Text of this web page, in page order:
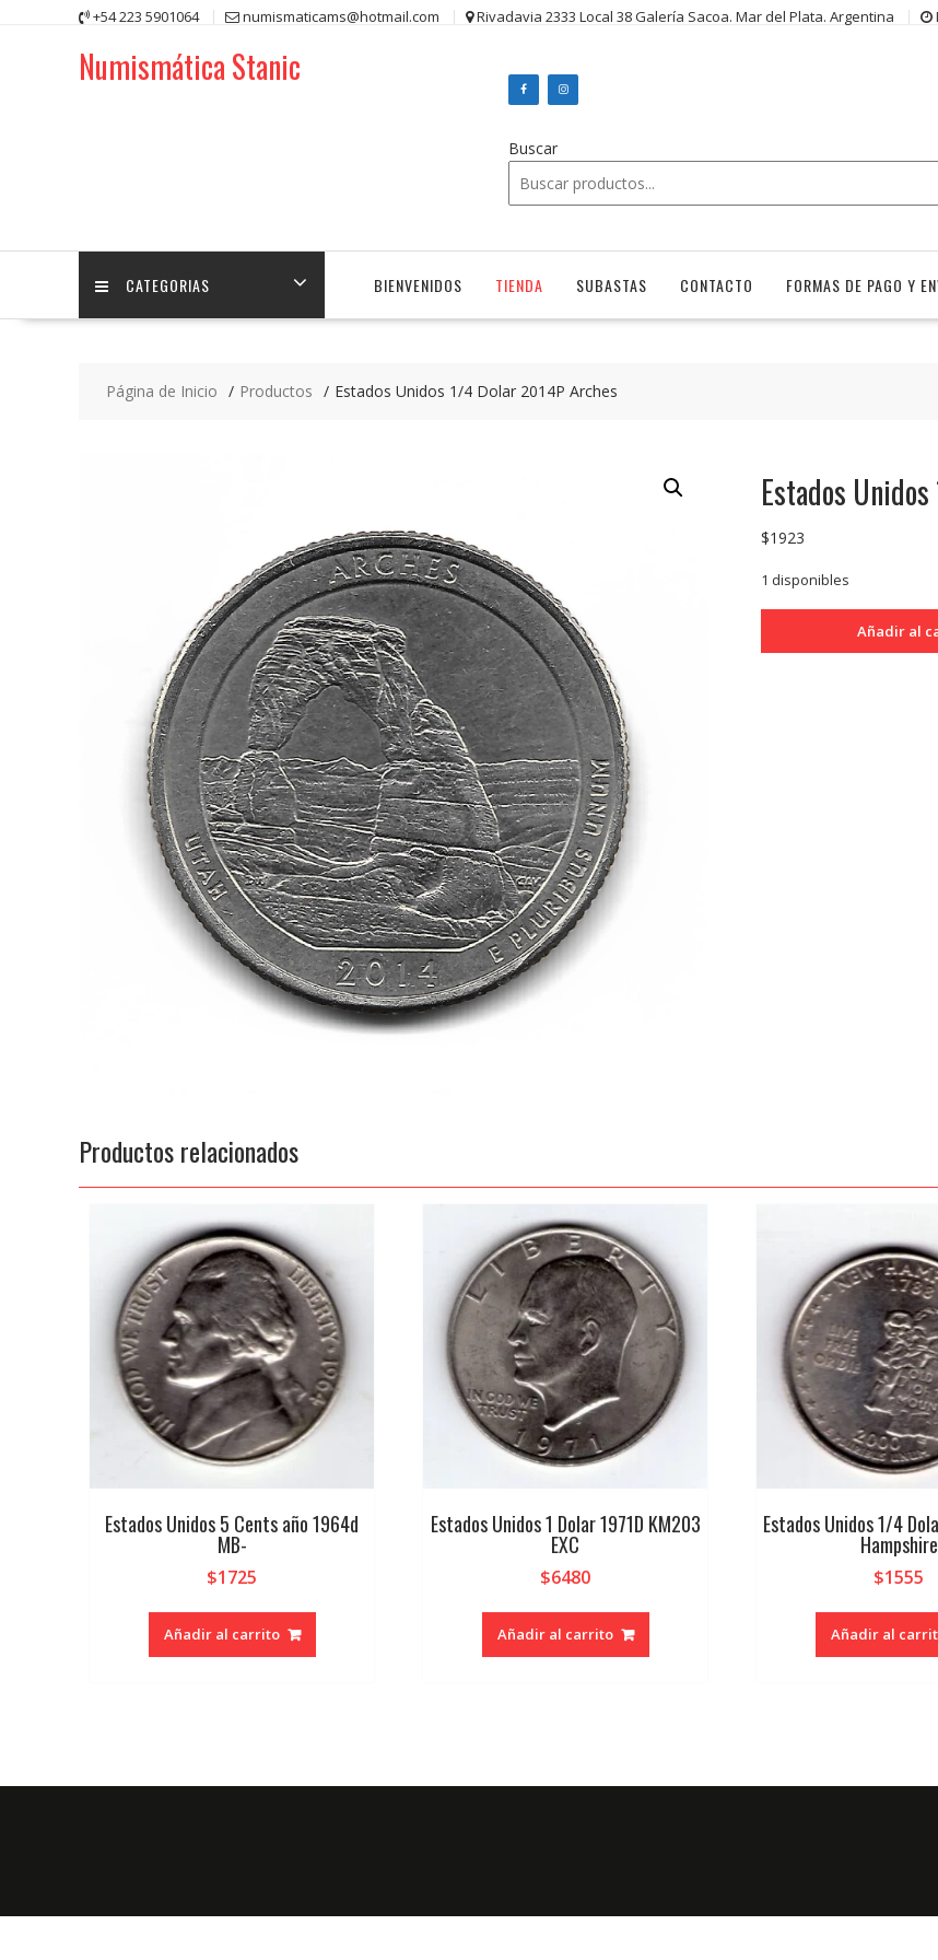
+54 223 5901064 numismaticams@hotmail.com Rivadavia 2333 Local 38 Galería Sacoa. Mar del Plata. Argentina
Numismática Stanic
Buscar
CATEGORIAS BIENVENIDOS TIENDA SUBASTAS CONTACTO FORMAS DE PAGO Y
Página de Inicio Productos Estados Unidos 1/4 Dolar 2014P Arches
Estados
$1923
1 disponibles
Añadir al
Productos relacionados
Estados Unidos 5 Cents año 1964d
MB-
$1725
Añadir al carrito
Estados Unidos 1 Dolar 1971D KM203
EXC
$6480
Añadir al carrito
Estados Unidos 1/4
Hampshire
$1555
Añadir al